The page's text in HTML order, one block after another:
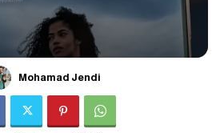
Mohamad Jendi